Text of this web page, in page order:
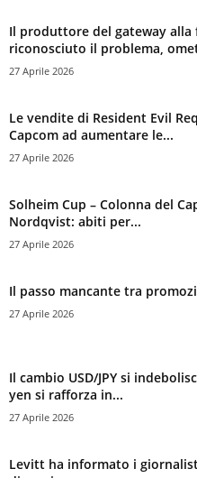
Il produttore del gateway alla
riconosciuto il problema,
27 Aprile 2026
Le vendite di Resident Evil
Capcom ad aumentare le...
27 Aprile 2026
Solheim Cup – Colonna del
Nordqvist: abiti per...
27 Aprile 2026
Il passo mancante tra
27 Aprile 2026
Il cambio USD/JPY si
yen si rafforza in...
27 Aprile 2026
Levitt ha informato i